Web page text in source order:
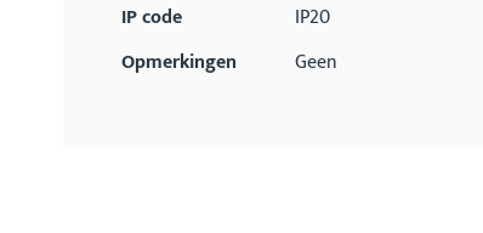
IP code
IP20
Opmerkingen
Geen